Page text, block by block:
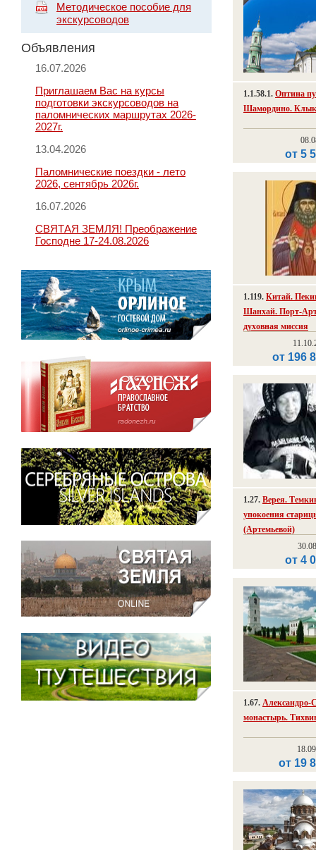
Методическое пособие для
экскурсоводов
Объявления
16.07.2026
Приглашаем Вас на курсы
подготовки экскурсоводов на
паломнических маршрутах 2026-
2027г.
13.04.2026
Паломнические поездки - лето
2026, сентябрь 2026г.
16.07.2026
СВЯТАЯ ЗЕМЛЯ! Преображение
Господне 17-24.08.2026
1.1.58.1. Оптина
Шамордино.
от 5
1.119. Китай.
Шанхай. Порт-
духовная миссия
от 196
1.27. Верея.
упокоения
(Артемьевой)
от 4
1.67. Александро-
монастырь.
от 19